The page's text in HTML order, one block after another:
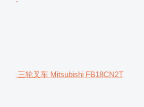
三轮叉车 Mitsubishi FB18CN2T